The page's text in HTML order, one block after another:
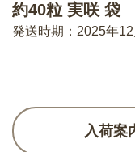
約40粒 実咲 袋
発送時期：2025年
入荷案